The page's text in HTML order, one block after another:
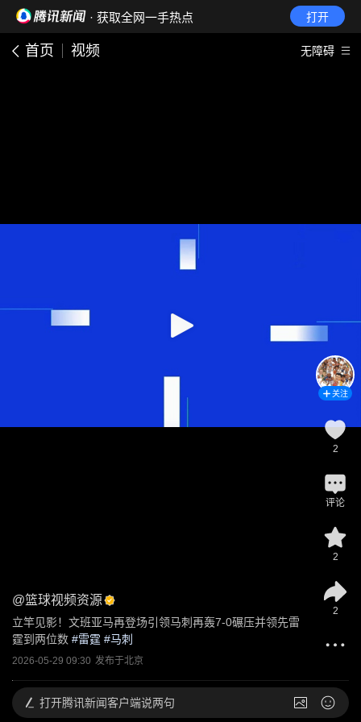
· 获取全网一手热点 打开
首页 视频 无障碍
@篮球视频资源
立竿见影！文班亚马再登场引领马刺再轰7-0碾压并领先雷
霆到两位数 #雷霆 #马刺
2026-05-29 09:30 发布于北京
关注
2
评论
2
2
打开腾讯新闻客户端说两句